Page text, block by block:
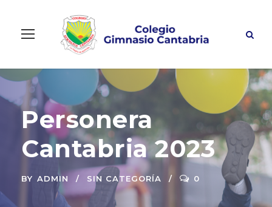
Personera
Cantabria 2023
BY ADMIN SIN CATEGORÍA 0